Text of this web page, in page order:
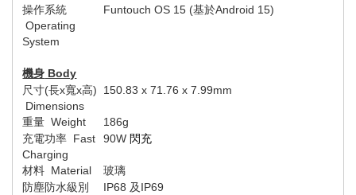
操作系統
Operating
System
Funtouch OS 15 (基於Android 15)
機身 Body
尺寸(長x寬x高)
Dimensions
150 .83 x 71 .76 x7.99mm
重量 Weight 186g
充電功率 Fast
Charging
90W閃充
材料 Material
玻璃
防塵防水級別
IP68 及IP69